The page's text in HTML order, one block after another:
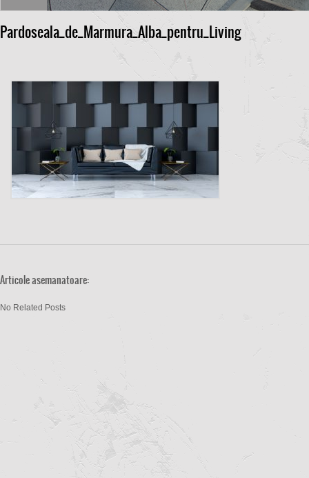
Pardoseala_de_Marmura_Alba_pentru_Living
Articole asemanatoare:
No Related Posts